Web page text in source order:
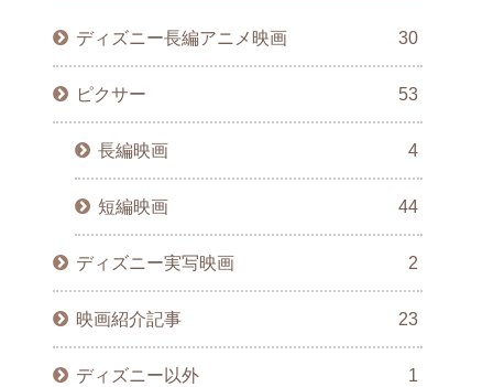
ディズニー長編アニメ映画 30
ピクサー 53
長編映画 4
短編映画 44
ディズニー実写映画 2
映画紹介記事 23
ディズニー以外 1